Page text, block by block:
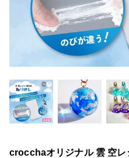
crocchaオリジナル 雲 空レ